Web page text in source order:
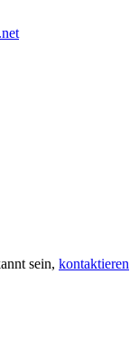
sein, kontaktieren